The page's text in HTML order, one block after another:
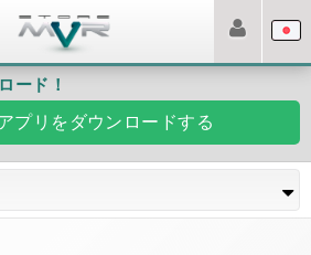
ード！
プリをダウンロードする